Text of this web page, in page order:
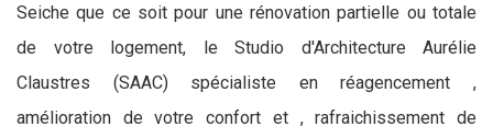
Seiche que ce soit pour une rénovation partielle ou totale
de votre logement, le Studio d'Architecture Aurélie
Claustres (SAAC) spécialiste en réagencement ,
amélioration de votre confort et , rafraichissement de